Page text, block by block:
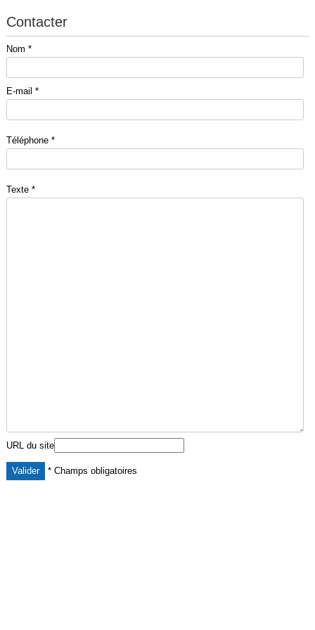
Contacter
Nom *
E-mail *
Téléphone *
Texte *
URL du site
* Champs obligatoires